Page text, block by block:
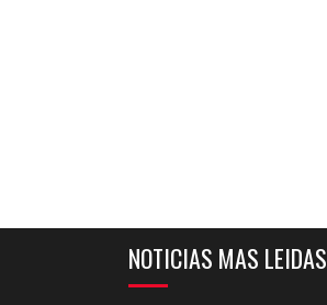
NOTICIAS MAS LEIDAS